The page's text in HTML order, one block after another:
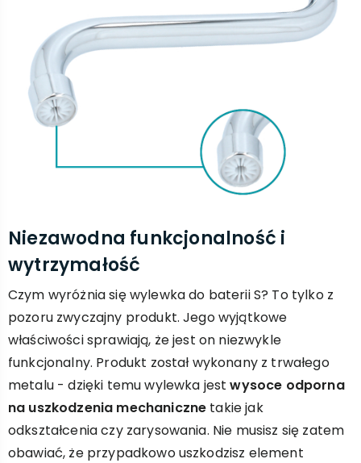
Niezawodna funkcjonalność i
wytrzymałość
Czym wyróżnia się wylewka do baterii S? To tylko z
pozoru zwyczajny produkt. Jego wyjątkowe
właściwości sprawiają, że jest on niezwykle
funkcjonalny. Produkt został wykonany z trwałego
metalu - dzięki temu wylewka jestwysoce odporna
na uszkodzenia mechaniczne takie jak
odkształcenia czy zarysowania. Nie musisz się zatem
obawiać, że przypadkowo uszkodzisz element